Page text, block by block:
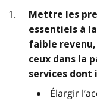
Mettre les
essentiels à
faible
ceux dans la
services dont
Élargir